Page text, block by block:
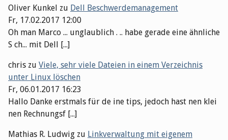
Oliver Kunkel zu Dell Beschwerdemanagement
Fr, 17.02.2017 12:00
Oh man Marco ... unglaublich . .. habe gerade eine ähnliche
S ch... mit Dell [...]
chris zu Viele, sehr viele Dateien in einem Verzeichnis
unter Linux löschen
Fr, 06.01.2017 16:23
Hallo Danke erstmals für de ine tips, jedoch hast nen klei
nen Rechnungsf [...]
Mathias R. Ludwig zu Linkverwaltung mit eigenem